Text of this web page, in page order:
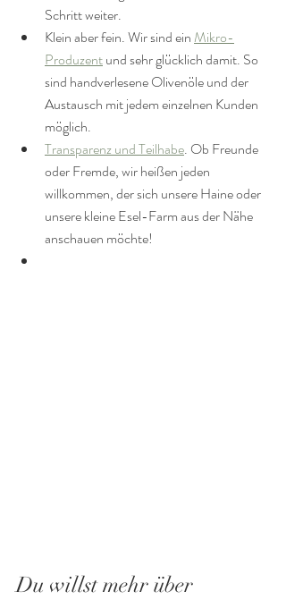
Schritt weiter.
Klein aber fein. Wir sind ein Mikro-
Produzent und sehr glücklich damit. So
sind handverlesene Olivenöle und der
Austausch mit jedem einzelnen Kunden
möglich.
Transparenz und Teilhabe. Ob Freunde
oder Fremde, wir heißen jeden
willkommen, der sich unsere Haine oder
unsere kleine Esel-Farm aus der Nähe
anschauen möchte!
Du willst mehr über